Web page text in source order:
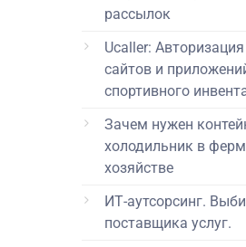
рассылок
Ucaller:
сайтов и
спортивного
Зачем нужен
холодильник в
хозяйстве
ИТ-аутсорсинг.
поставщика услуг.